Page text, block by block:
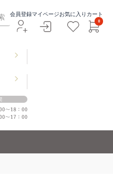
会員登録マイページお気に入り カート
0